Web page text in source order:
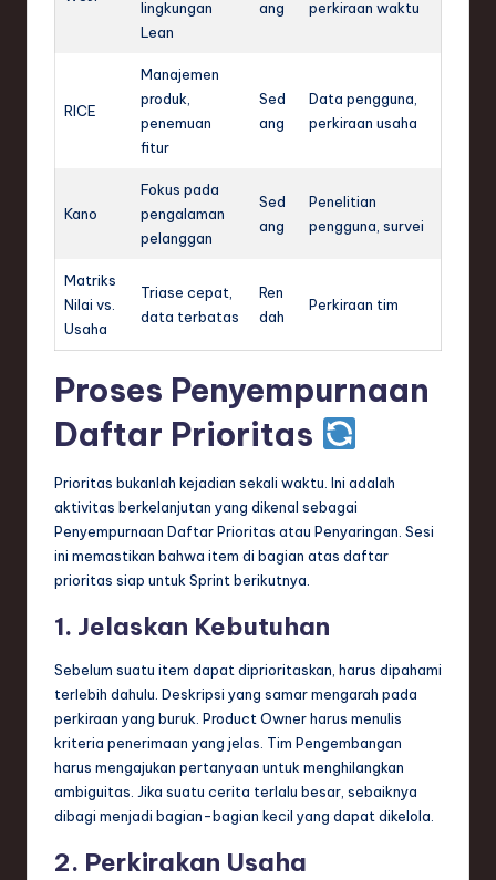
lingkungan
Lean
ang perkiraan waktu
RICE
Manajemen
produk,
penemuan
fitur
Sed
ang
Data pengguna,
perkiraan usaha
Kano
Fokus pada
pengalaman
pelanggan
Sed
ang
Penelitian
pengguna, survei
Matriks
Nilai vs.
Usaha
Triase cepat,
data terbatas
Ren
dah
Perkiraan tim
Proses Penyempurnaan
Daftar Prioritas
Prioritas bukanlah kejadian sekali waktu. Ini adalah
aktivitas berkelanjutan yang dikenal sebagai
Penyempurnaan Daftar Prioritas atau Penyaringan. Sesi
ini memastikan bahwa item di bagian atas daftar
prioritas siap untuk Sprint berikutnya.
1. Jelaskan Kebutuhan
Sebelum suatu item dapat diprioritaskan, harus dipahami
terlebih dahulu. Deskripsi yang samar mengarah pada
perkiraan yang buruk. Product Owner harus menulis
kriteria penerimaan yang jelas. Tim Pengembangan
harus mengajukan pertanyaan untuk menghilangkan
ambiguitas. Jika suatu cerita terlalu besar, sebaiknya
dibagi menjadi bagian-bagian kecil yang dapat dikelola.
2. Perkirakan Usaha